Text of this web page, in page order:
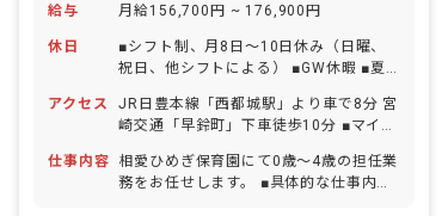
給与 月給156,700円 ~ 176,900円
休日
■シフト制、月8日～10日休み（日曜、
祝日、他シフトによる） ■GW休暇 ■夏
29日～1月3日、最大6日間）※有給休暇
の取得として処理 ■有給休暇（取得率
70％／半日単位での取得可／5日以上の
取得も可能） ■慶弔休暇 ■産前産後・育
アクセス
JR日豊本線「西都城駅」より車で8分 宮
崎交通「早鈴町」下車徒歩10分 ■マイカ
仕事内容
相愛ひめぎ保育園にて0歳～4歳の担任業
務をお任せします。 ■具体的な仕事内容